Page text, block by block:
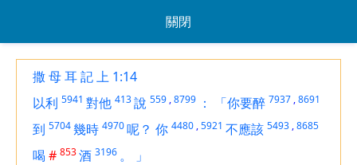
關閉
撒 母 耳 記 上 1:14
以利 5941 對他 413說 559 ,8799 ： 「你要醉 7937 ,8691
到 5704幾時 4970呢？ 你 4480 ,5921 不應該 5493 ,8685
喝 # 853酒 3196 。
」